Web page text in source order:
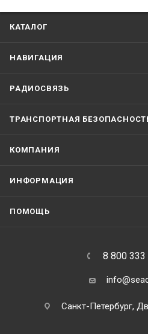
КАТАЛОГ
НАВИГАЦИЯ
РАДИОСВЯЗЬ
ТРАНСПОРТНАЯ
КОМПАНИЯ
ИНФОРМАЦИЯ
ПОМОЩЬ
8 800 333
Санкт-Петербург,